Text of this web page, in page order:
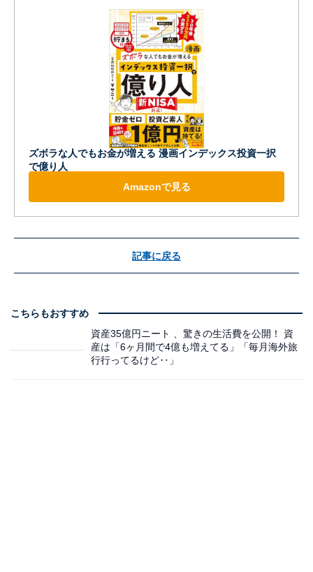
ズボラな人でもお金が増える 漫画インデックス投資一択
で億り人
Amazonで見る
記事に戻る
こちらもおすすめ
資産35億円ニート 、驚きの生活費を公開！ 資
産は「6ヶ月間で4億も増えてる」「毎月海外旅
行行ってるけど‥」